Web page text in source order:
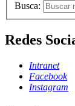
Busca:
Redes
Intranet
Facebook
Instagram